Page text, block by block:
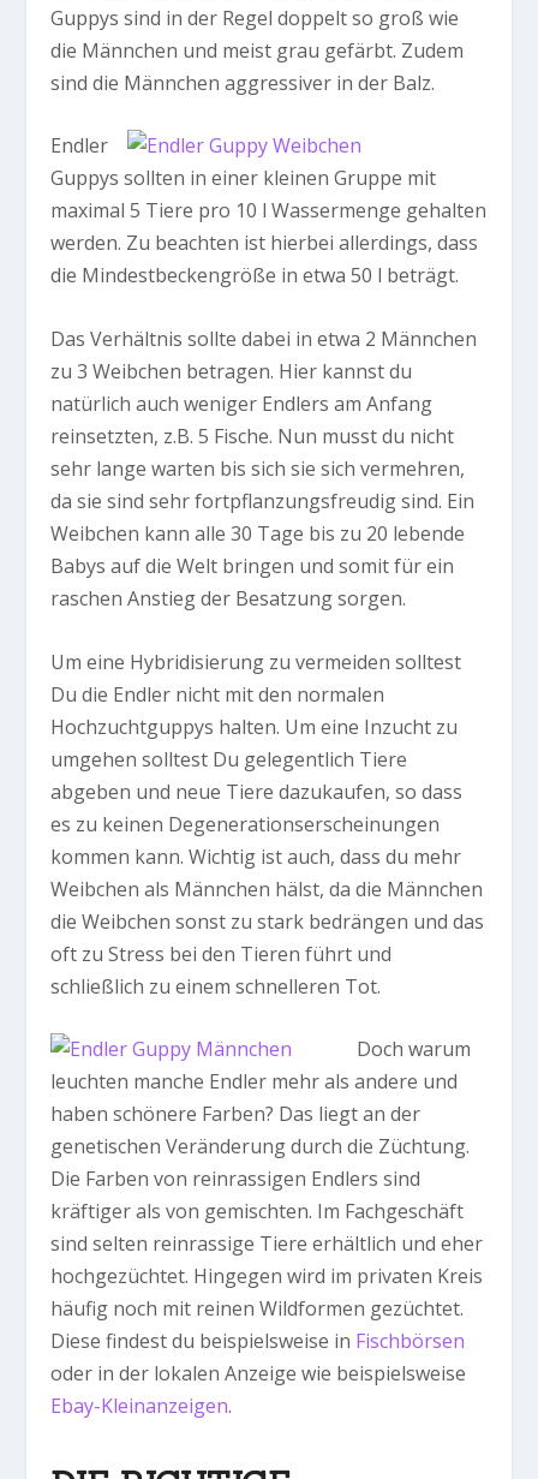
Guppys sind in der Regel doppelt so groß wie
die Männchen und meist grau gefärbt. Zudem
sind die Männchen aggressiver in der Balz.
Endler
Guppys sollten in einer kleinen Gruppe mit
maximal 5 Tiere pro 10 l Wassermenge gehalten
werden. Zu beachten ist hierbei allerdings, dass
die Mindestbeckengröße in etwa 50 l beträgt.
Das Verhältnis sollte dabei in etwa 2 Männchen
zu 3 Weibchen betragen. Hier kannst du
natürlich auch weniger Endlers am Anfang
reinsetzten, z.B. 5 Fische. Nun musst du nicht
sehr lange warten bis sich sie sich vermehren,
da sie sind sehr fortpflanzungsfreudig sind. Ein
Weibchen kann alle 30 Tage bis zu 20 lebende
Babys auf die Welt bringen und somit für ein
raschen Anstieg der Besatzung sorgen.
Um eine Hybridisierung zu vermeiden solltest
Du die Endler nicht mit den normalen
Hochzuchtguppys halten. Um eine Inzucht zu
umgehen solltest Du gelegentlich Tiere
abgeben und neue Tiere dazukaufen, so dass
es zu keinen Degenerationserscheinungen
kommen kann. Wichtig ist auch, dass du mehr
Weibchen als Männchen hälst, da die Männchen
die Weibchen sonst zu stark bedrängen und das
oft zu Stress bei den Tieren führt und
schließlich zu einem schnelleren Tot.
Doch warum
leuchten manche Endler mehr als andere und
haben schönere Farben? Das liegt an der
genetischen Veränderung durch die Züchtung.
Die Farben von reinrassigen Endlers sind
kräftiger als von gemischten. Im Fachgeschäft
sind selten reinrassige Tiere erhältlich und eher
hochgezüchtet. Hingegen wird im privaten Kreis
häufig noch mit reinen Wildformen gezüchtet.
Diese findest du beispielsweise in Fischbörsen
oder in der lokalen Anzeige wie beispielsweise
Ebay-Kleinanzeigen.